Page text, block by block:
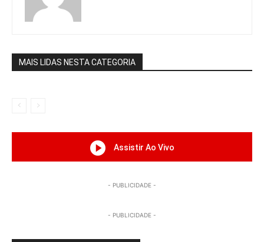
MAIS LIDAS NESTA CATEGORIA
Assistir Ao Vivo
- PUBLICIDADE -
- PUBLICIDADE -